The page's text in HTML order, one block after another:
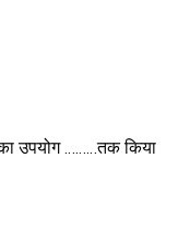
उपयोग ………तक किया